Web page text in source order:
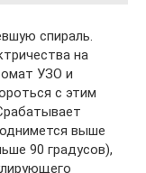
спираль.
на
УЗО и
с этим
выше
90 градусов),